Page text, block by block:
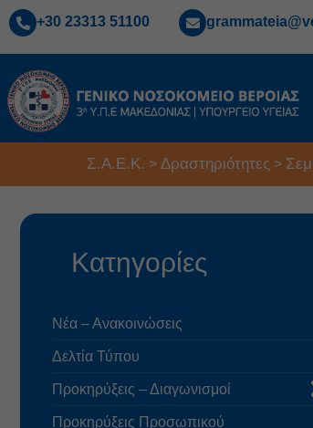
+30 23313 51100
Σ.Α.Ε.Κ. > Δραστηριότητες >
Κατηγορίες
Νέα – Ανακοινώσεις
Δελτία Τύπου
Προκηρύξεις – Διαγωνισμοί
Προκηρύξεις Προσωπικού